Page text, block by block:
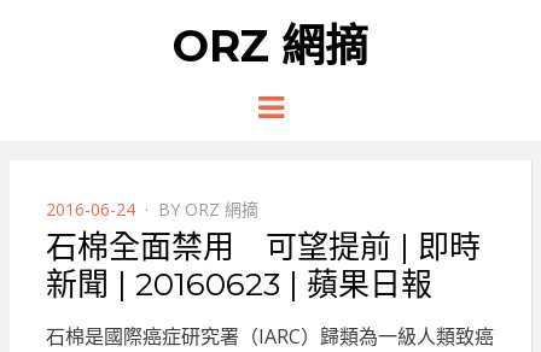
ORZ 網摘
Menu
POSTED
ON
2016-06-24 BY ORZ 網摘
​石棉全面禁用 可望提前 | 即時
新聞 | 20160623 | 蘋果日報
石棉是國際癌症研究署（IARC）歸類為一級人類致癌